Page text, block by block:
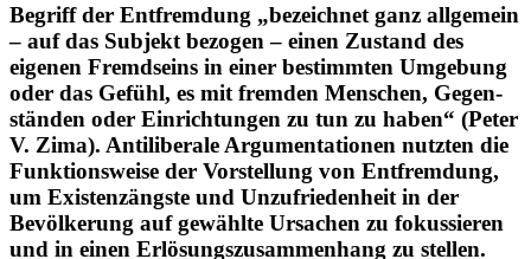
Begriff der Ent­frem­dung „bezeich­net ganz all­ge­mein
– auf das Subjekt bezogen – einen Zustand des
eigenen Fremd­seins in einer bestimm­ten Umge­bung
oder das Gefühl, es mit fremden Men­schen, Gegen­
stän­den oder Ein­rich­tun­gen zu tun zu haben“ (Peter
V. Zima). Anti­li­be­rale Argu­men­ta­tio­nen nutzten die
Funk­ti­ons­weise der Vor­stel­lung von Ent­frem­dung,
um Exis­tenz­ängste und Unzu­frie­den­heit in der
Bevöl­ke­rung auf gewählte Ursa­chen zu fokus­sie­ren
und in einen Erlö­sungs­zu­sam­men­hang zu stellen.